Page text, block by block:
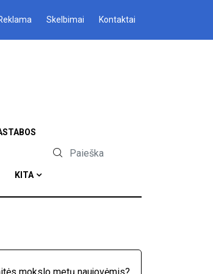
Skelbimai Kontaktai
KITA